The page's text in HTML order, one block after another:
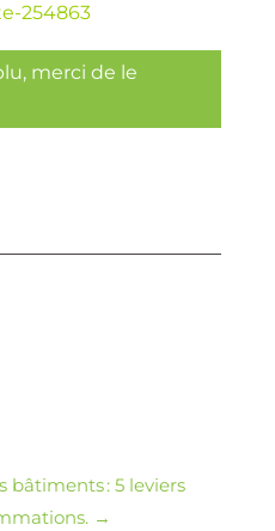
254863
merci de le
bâtiments : 5 leviers
→